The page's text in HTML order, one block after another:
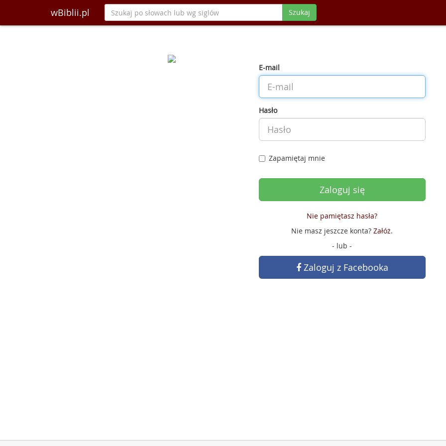
wBiblii.pl Szukaj
E-mail
Hasło
Zapamiętaj mnie
Nie pamiętasz hasła?
Nie masz jeszcze konta? Załóż.
- lub -
Zaloguj z Facebooka